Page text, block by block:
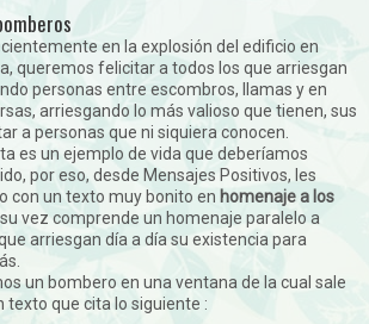
en la explosión del edificio en
queremos felicitar a todos los que arriesgan
personas entre escombros, llamas y en
arriesgando lo más valioso que tienen, sus
a personas que ni siquiera conocen.
es un ejemplo de vida que deberíamos
por eso, desde Mensajes Positivos, les
con un texto muy bonito en homenaje a los
vez comprende un homenaje paralelo a
arriesgan día a día su existencia para
un bombero en una ventana de la cual sale
texto que cita lo siguiente :